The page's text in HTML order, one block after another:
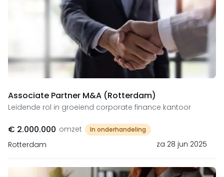
Associate Partner M&A (Rotterdam)
Leidende rol in groeiend corporate finance kantoor
€ 2.000.000 omzet In onderhandeling
Rotterdam za 28 jun 2025